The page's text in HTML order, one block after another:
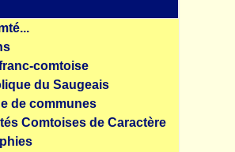
comtoise
du Saugeais
de communes
Comtoises de Caractère